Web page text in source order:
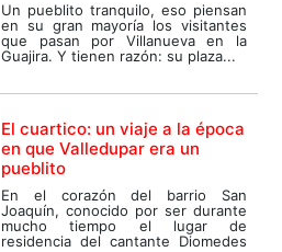
Un pueblito tranquilo, eso piensan
en su gran mayoría los visitantes
que pasan por Villanueva en la
Guajira. Y tienen razón: su plaza...
El cuartico: un viaje a la época
en que Valledupar era un
pueblito
En el corazón del barrio San
Joaquín, conocido por ser durante
mucho tiempo el lugar de
residencia del cantante Diomedes